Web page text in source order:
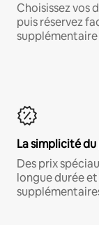
Choisissez vos
puis réservez
La simplicité du
Des prix
longue durée